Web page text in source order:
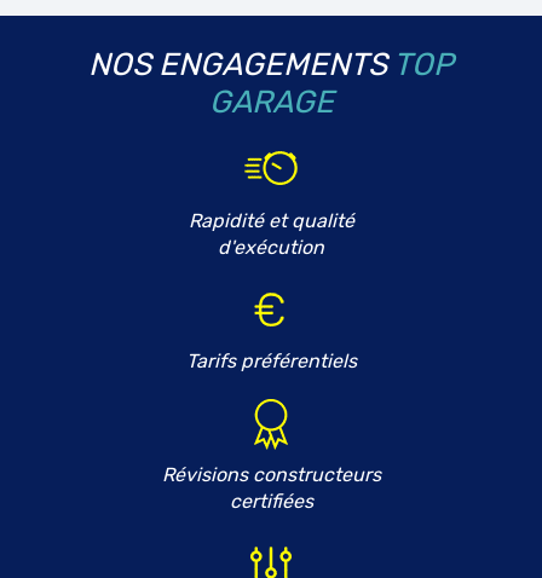
NOS ENGAGEMENTS TOP
GARAGE
Rapidité et qualité
d'exécution
Tarifs préférentiels
Révisions constructeurs
certifiées